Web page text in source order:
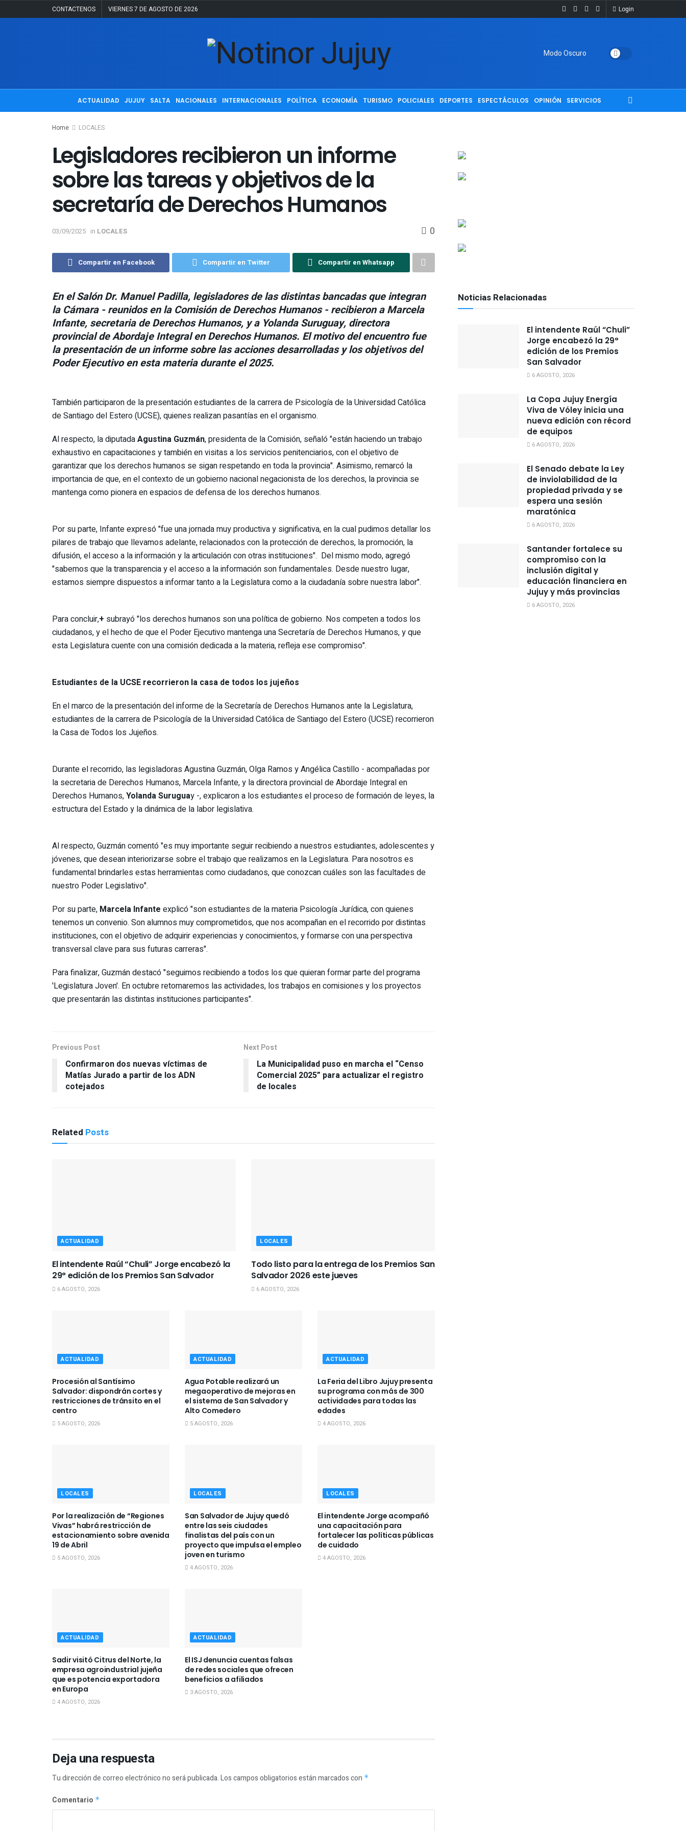
CONTACTENOS VIERNES 7 DE AGOSTO DE 2026 Login
Modo Oscuro
ACTUALIDAD JUJUY SALTA NACIONALES INTERNACIONALES POLÍTICA ECONOMÍA TURISMO POLICIALES DEPORTES ESPECTÁCULOS OPINIÓN SERVICIOS
Home LOCALES
Legisladores recibieron un informe
sobre las tareas y objetivos de la
secretaría de Derechos Humanos
03/09/2025 in LOCALES 0
Compartir en Facebook Compartir en Twitter Compartir en Whatsapp
En el Salón Dr. Manuel Padilla, legisladores de las distintas bancadas que integran
la Cámara - reunidos en la Comisión de Derechos Humanos - recibieron a Marcela
Infante, secretaria de Derechos Humanos, y a Yolanda Suruguay, directora
provincial de Abordaje Integral en Derechos Humanos. El motivo del encuentro fue
la presentación de un informe sobre las acciones desarrolladas y los objetivos del
Poder Ejecutivo en esta materia durante el 2025.
También participaron de la presentación estudiantes de la carrera de Psicología de la Universidad Católica
de Santiago del Estero (UCSE), quienes realizan pasantías en el organismo.
Al respecto, la diputadaAgustina Guzmán, presidenta de la Comisión, señaló "están haciendo un trabajo
exhaustivo en capacitaciones y también en visitas a los servicios penitenciarios, con el objetivo de
garantizar que los derechos humanos se sigan respetando en toda la provincia". Asimismo, remarcó la
importancia de que, en el contexto de un gobierno nacional negacionista de los derechos, la provincia se
mantenga como pionera en espacios de defensa de los derechos humanos.
Por su parte, Infante expresó "fue una jornada muy productiva y significativa, en la cual pudimos detallar los
pilares de trabajo que llevamos adelante, relacionados con la protección de derechos, la promoción, la
difusión, el acceso a la información y la articulación con otras instituciones". Del mismo modo, agregó
"sabemos que la transparencia y el acceso a la información son fundamentales. Desde nuestro lugar,
estamos siempre dispuestos a informar tanto a la Legislatura como a la ciudadanía sobre nuestra labor".
Para concluir,+ subrayó "los derechos humanos son una política de gobierno. Nos competen a todos los
ciudadanos, y el hecho de que el Poder Ejecutivo mantenga una Secretaría de Derechos Humanos, y que
esta Legislatura cuente con una comisión dedicada a la materia, refleja ese compromiso".
Estudiantes de la UCSE recorrieron la casa de todos los jujeños
En el marco de la presentación del informe de la Secretaría de Derechos Humanos ante la Legislatura,
estudiantes de la carrera de Psicología de la Universidad Católica de Santiago del Estero (UCSE) recorrieron
la Casa de Todos los Jujeños.
Durante el recorrido, las legisladoras Agustina Guzmán, Olga Ramos y Angélica Castillo - acompañadas por
la secretaria de Derechos Humanos, Marcela Infante, y la directora provincial de Abordaje Integral en
Derechos Humanos,Yolanda Suruguay -, explicaron a los estudiantes el proceso de formación de leyes, la
estructura del Estado y la dinámica de la labor legislativa.
Al respecto, Guzmán comentó "es muy importante seguir recibiendo a nuestros estudiantes, adolescentes y
jóvenes, que desean interiorizarse sobre el trabajo que realizamos en la Legislatura. Para nosotros es
fundamental brindarles estas herramientas como ciudadanos, que conozcan cuáles son las facultades de
nuestro Poder Legislativo".
Por su parte, Marcela Infante explicó "son estudiantes de la materia Psicología Jurídica, con quienes
tenemos un convenio. Son alumnos muy comprometidos, que nos acompañan en el recorrido por distintas
instituciones, con el objetivo de adquirir experiencias y conocimientos, y formarse con una perspectiva
transversal clave para sus futuras carreras".
Para finalizar, Guzmán destacó "seguimos recibiendo a todos los que quieran formar parte del programa
'Legislatura Joven'. En octubre retomaremos las actividades, los trabajos en comisiones y los proyectos
que presentarán las distintas instituciones participantes".
Previous Post
Confirmaron dos nuevas víctimas de
Matías Jurado a partir de los ADN
cotejados
Next Post
La Municipalidad puso en marcha el “Censo
Comercial 2025” para actualizar el registro
de locales
Related Posts
ACTUALIDAD
El intendente Raúl “Chuli” Jorge encabezó la
29° edición de los Premios San Salvador
6 AGOSTO, 2026
LOCALES
Todo listo para la entrega de los Premios San
Salvador 2026 este jueves
6 AGOSTO, 2026
ACTUALIDAD
Procesión al Santísimo
Salvador: dispondrán cortes y
restricciones de tránsito en el
centro
5 AGOSTO, 2026
ACTUALIDAD
Agua Potable realizará un
megaoperativo de mejoras en
el sistema de San Salvador y
Alto Comedero
5 AGOSTO, 2026
ACTUALIDAD
La Feria del Libro Jujuy presenta
su programa con más de 300
actividades para todas las
edades
4 AGOSTO, 2026
LOCALES
Por la realización de “Regiones
Vivas” habrá restricción de
estacionamiento sobre avenida
19 de Abril
5 AGOSTO, 2026
LOCALES
San Salvador de Jujuy quedó
entre las seis ciudades
finalistas del país con un
proyecto que impulsa el empleo
joven en turismo
4 AGOSTO, 2026
LOCALES
El intendente Jorge acompañó
una capacitación para
fortalecer las políticas públicas
de cuidado
4 AGOSTO, 2026
ACTUALIDAD
Sadir visitó Citrus del Norte, la
empresa agroindustrial jujeña
que es potencia exportadora
en Europa
4 AGOSTO, 2026
ACTUALIDAD
El ISJ denuncia cuentas falsas
de redes sociales que ofrecen
beneficios a afiliados
3 AGOSTO, 2026
Deja una respuesta
Tu dirección de correo electrónico no será publicada.Los campos obligatorios están marcados con *
Comentario *
Noticias Relacionadas
El intendente Raúl “Chuli”
Jorge encabezó la 29°
edición de los Premios
San Salvador
6 AGOSTO, 2026
La Copa Jujuy Energía
Viva de Vóley inicia una
nueva edición con récord
de equipos
6 AGOSTO, 2026
El Senado debate la Ley
de inviolabilidad de la
propiedad privada y se
espera una sesión
maratónica
6 AGOSTO, 2026
Santander fortalece su
compromiso con la
inclusión digital y
educación financiera en
Jujuy y más provincias
6 AGOSTO, 2026